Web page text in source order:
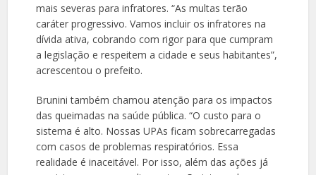
mais severas para infratores. “As multas terão
caráter progressivo. Vamos incluir os infratores na
dívida ativa, cobrando com rigor para que cumpram
a legislação e respeitem a cidade e seus habitantes”,
acrescentou o prefeito.
Brunini também chamou atenção para os impactos
das queimadas na saúde pública. “O custo para o
sistema é alto. Nossas UPAs ficam sobrecarregadas
com casos de problemas respiratórios. Essa
realidade é inaceitável. Por isso, além das ações já